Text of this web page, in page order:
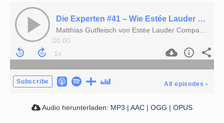
Die Experten #41 – Wie Estée Lauder Discovery Commerce und Collaborative Ads im Beauty Bereich nutzt
00:00
Subscribe All episodes ›
Audio herunterladen: MP3 | AAC | OGG | OPUS